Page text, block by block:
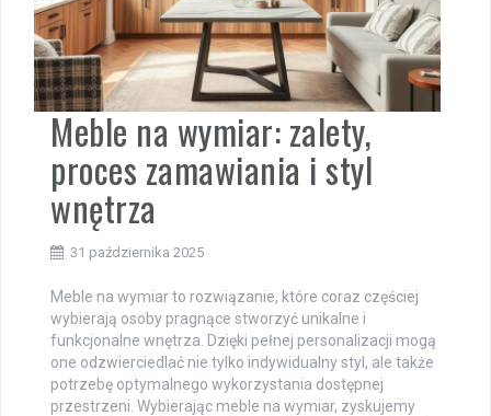
Meble na wymiar: zalety,
proces zamawiania i styl
wnętrza
31 października 2025
Meble na wymiar to rozwiązanie, które coraz częściej
wybierają osoby pragnące stworzyć unikalne i
funkcjonalne wnętrza. Dzięki pełnej personalizacji mogą
one odzwierciedlać nie tylko indywidualny styl, ale także
potrzebę optymalnego wykorzystania dostępnej
przestrzeni. Wybierając meble na wymiar, zyskujemy